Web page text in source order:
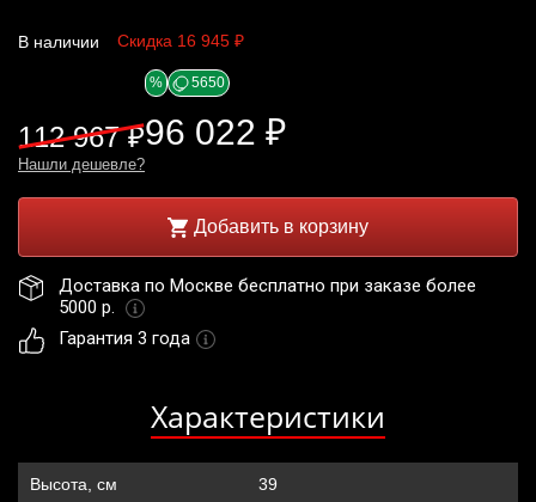
В наличии Скидка 16 945 ₽
112 967 ₽
% 5650
96 022 ₽
Нашли дешевле?
Добавить в корзину
Доставка по Москве бесплатно при заказе более
5000 р.
Гарантия 3 года
Характеристики
Высота, см 39